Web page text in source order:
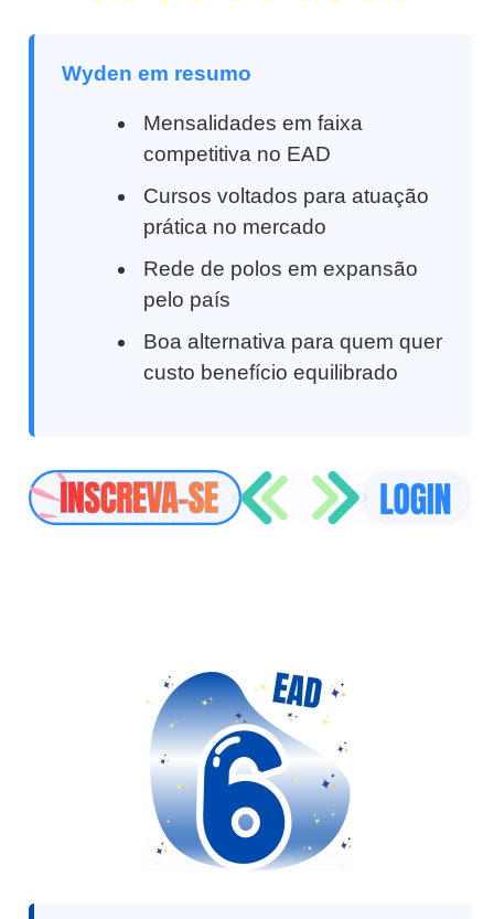
Wyden em resumo
Mensalidades em faixa
competitiva no EAD
Cursos voltados para atuação
prática no mercado
Rede de polos em expansão
pelo país
Boa alternativa para quem quer
custo benefício equilibrado